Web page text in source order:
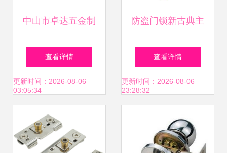
中山市卓达五金制
品供应高档十字舌
锁CRL01 CP详情
查看详情
更新时间：2026-08-06
03:05:34
防盗门锁新古典主
义 五金工具的艺术
与实用交融
查看详情
更新时间：2026-08-06
23:28:32